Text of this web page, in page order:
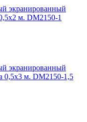
экранированный
м. DM2150-1
экранированный
0,5х3 м. DM2150-1,5